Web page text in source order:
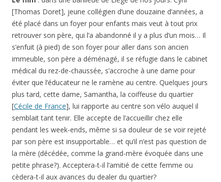
[Thomas Doret], jeune collégien d’une douzaine d’années, a
été placé dans un foyer pour enfants mais veut à tout prix
retrouver son père, qui l’a abandonné il y a plus d’un mois… Il
s’enfuit (à pied) de son foyer pour aller dans son ancien
immeuble, son père a déménagé, il se réfugie dans le cabinet
médical du rez-de-chaussée, s’accroche à une dame pour
éviter que l’éducateur ne le ramène au centre. Quelques jours
plus tard, cette dame, Samantha, la coiffeuse du quartier
[Cécile de France], lui rapporte au centre son vélo auquel il
semblait tant tenir. Elle accepte de l’accueillir chez elle
pendant les week-ends, même si sa douleur de se voir rejeté
par son père est insupportable… et qu’il n’est pas question de
la mère (décédée, comme la grand-mère évoquée dans une
petite phrase?). Acceptera-t-il l’amitié de cette femme ou
cèdera-t-il aux avances du dealer du quartier?